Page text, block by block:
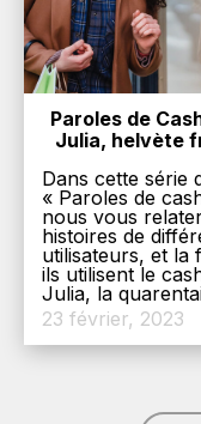
Paroles de
Julia, helvète
Dans cette série
« Paroles de
nous vous
histoires de
utilisateurs, et la
ils utilisent le
Julia, la
23 février, 2023